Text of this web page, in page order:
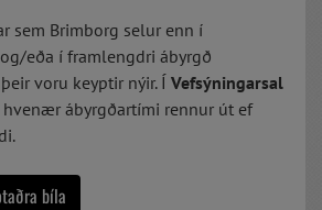
sem Brimborg selur enn í
eða í framlengdri ábyrgð
voru keyptir nýir. Í Vefsýningarsal
ábyrgðartími rennur út ef
bíla